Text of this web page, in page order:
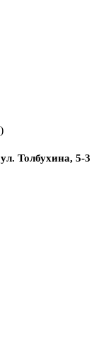
Толбухина, 5-3